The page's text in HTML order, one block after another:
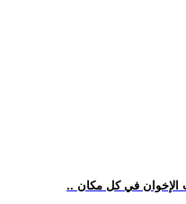
الإخوان في كل مكان